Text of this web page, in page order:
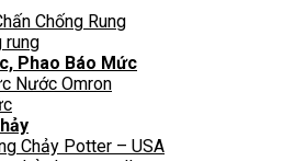
Chống Rung
rung
Phao Báo Mức
Nước Omron
Chảy Potter – USA